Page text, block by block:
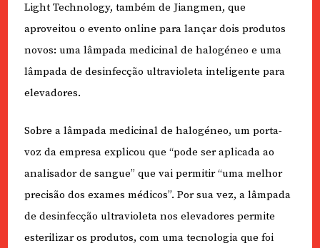
Light Technology, também de Jiangmen, que
aproveitou o evento online para lançar dois produtos
novos: uma lâmpada medicinal de halogéneo e uma
lâmpada de desinfecção ultravioleta inteligente para
elevadores.
Sobre a lâmpada medicinal de halogéneo, um porta-
voz da empresa explicou que “pode ser aplicada ao
analisador de sangue” que vai permitir “uma melhor
precisão dos exames médicos”. Por sua vez, a lâmpada
de desinfecção ultravioleta nos elevadores permite
esterilizar os produtos, com uma tecnologia que foi